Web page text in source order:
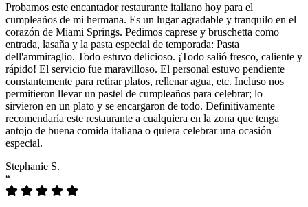
Probamos este encantador restaurante italiano hoy para el
cumpleaños de mi hermana. Es un lugar agradable y tranquilo en el
corazón de Miami Springs. Pedimos caprese y bruschetta como
entrada, lasaña y la pasta especial de temporada: Pasta
dell'ammiraglio. Todo estuvo delicioso. ¡Todo salió fresco, caliente y
rápido! El servicio fue maravilloso. El personal estuvo pendiente
constantemente para retirar platos, rellenar agua, etc. Incluso nos
permitieron llevar un pastel de cumpleaños para celebrar; lo
sirvieron en un plato y se encargaron de todo. Definitivamente
recomendaría este restaurante a cualquiera en la zona que tenga
antojo de buena comida italiana o quiera celebrar una ocasión
especial.
Stephanie S.
“